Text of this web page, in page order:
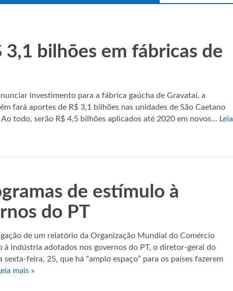
bilhões em fábricas de
investimento para a fábrica gaúcha de Gravataí, a
fará aportes de R$ 3,1 bilhões nas unidades de São Caetano
todo, serão R$ 4,5 bilhões aplicados até 2020 em novos… Leia
de estímulo à
do PT
de um relatório da Organização Mundial do Comércio
à indústria adotados nos governos do PT, o diretor-geral do
feira, 25, que há “amplo espaço” para os países fazerem
mais »